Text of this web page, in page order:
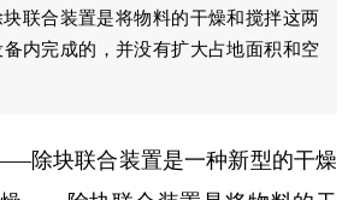
联合装置是将物料的干燥和搅拌这两
内完成的，并没有扩大占地面积和空
块联合装置是一种新型的干燥